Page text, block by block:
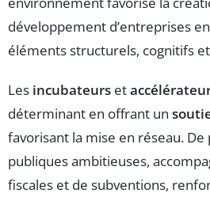
développement d’entreprises
éléments structurels, cognitifs
Les incubateurs et
déterminant en offrant un
favorisant la mise en réseau.
publiques ambitieuses,
fiscales et de subventions,